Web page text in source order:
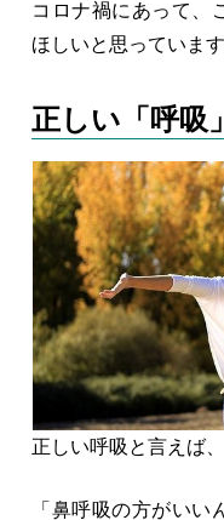
コロナ禍にあって、
ほしいと思っています
正しい「呼吸
正しい呼吸と言えば
「鼻呼吸の方がい